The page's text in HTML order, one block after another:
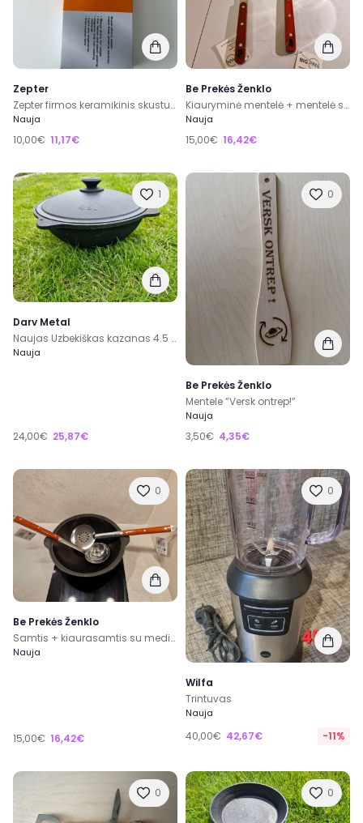
Zepter
Zepter firmos keramikinis skustukas darzovems
Nauja
10,00€ 11,17€
Be Prekės Ženklo
Kiauryminė mentelė + mentelė su medine rankena, 45 cm
Nauja
15,00€ 16,42€
1
Darv Metal
Naujas Uzbekiškas kazanas 4.5 litro
Nauja
24,00€ 25,87€
0
Be Prekės Ženklo
Mentele “Versk ontrep!”
Nauja
3,50€ 4,35€
0
Be Prekės Ženklo
Samtis + kiaurasamtis su medinė rankena 47 cm
Nauja
15,00€ 16,42€
0
Wilfa
Trintuvas
Nauja
40,00€ 42,67€ -11%
0 0